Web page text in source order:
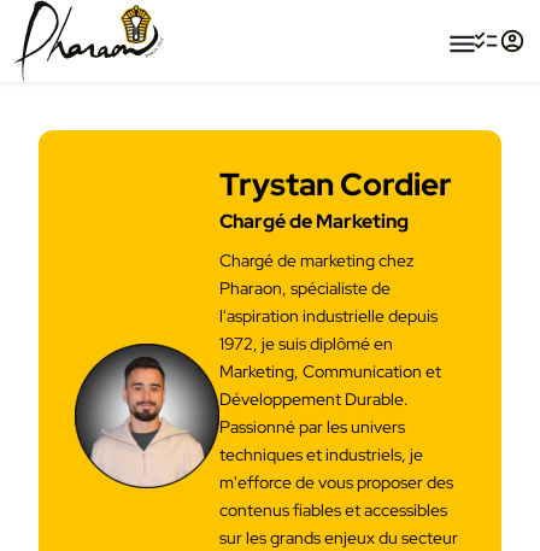
menu
Trystan Cordier
Chargé de Marketing
Chargé de marketing chez
Pharaon, spécialiste de
l'aspiration industrielle depuis
1972, je suis diplômé en
Marketing, Communication et
Développement Durable.
Passionné par les univers
techniques et industriels, je
m'efforce de vous proposer des
contenus fiables et accessibles
sur les grands enjeux du secteur